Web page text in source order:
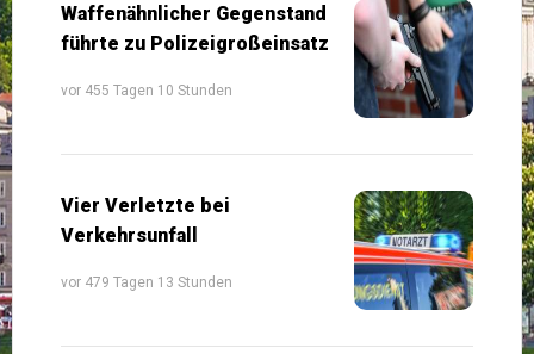
Waffenähnlicher Gegenstand
führte zu Polizeigroßeinsatz
vor 455 Tagen 10 Stunden
Vier Verletzte bei
Verkehrsunfall
vor 479 Tagen 13 Stunden